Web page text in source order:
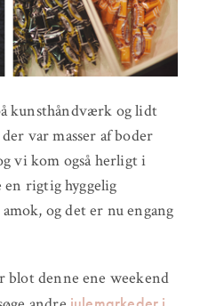
kunsthåndværk og lidt
var masser af boder
vi kom også herligt i
en rigtig hyggelig
og det er nu engang
blot denne ene weekend